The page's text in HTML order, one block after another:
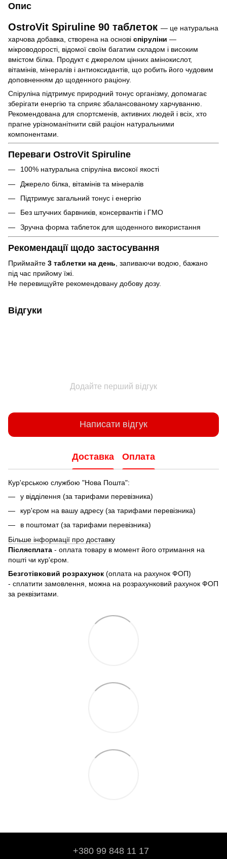
Опис
OstroVit Spiruline 90 таблеток — це натуральна
харчова добавка, створена на основі спіруліни —
мікроводорості, відомої своїм багатим складом і високим
вмістом білка. Продукт є джерелом цінних амінокислот,
вітамінів, мінералів і антиоксидантів, що робить його чудовим
доповненням до щоденного раціону.
Спіруліна підтримує природний тонус організму, допомагає
зберігати енергію та сприяє збалансованому харчуванню.
Рекомендована для спортсменів, активних людей і всіх, хто
прагне урізноманітнити свій раціон натуральними
компонентами.
Переваги OstroVit Spiruline
100% натуральна спіруліна високої якості
Джерело білка, вітамінів та мінералів
Підтримує загальний тонус і енергію
Без штучних барвників, консервантів і ГМО
Зручна форма таблеток для щоденного використання
Рекомендації щодо застосування
Приймайте 3 таблетки на день , запиваючи водою, бажано
під час прийому їжі.
Не перевищуйте рекомендовану добову дозу.
Відгуки
Додайте перший відгук
Написати відгук
Доставка Оплата
Кур'єрською службою "Нова Пошта":
у відділення (за тарифами перевізника)
кур'єром на вашу адресу (за тарифами перевізника)
в поштомат (за тарифами перевізника)
Більше інформації про доставку
Післясплата - оплата товару в момент його отримання на
пошті чи кур'єром.
Безготівковий розрахунок (оплата на рахунок ФОП)
- сплатити замовлення, можна на розрахунковий рахунок ФОП
за реквізитами.
+380 99 848 11 17